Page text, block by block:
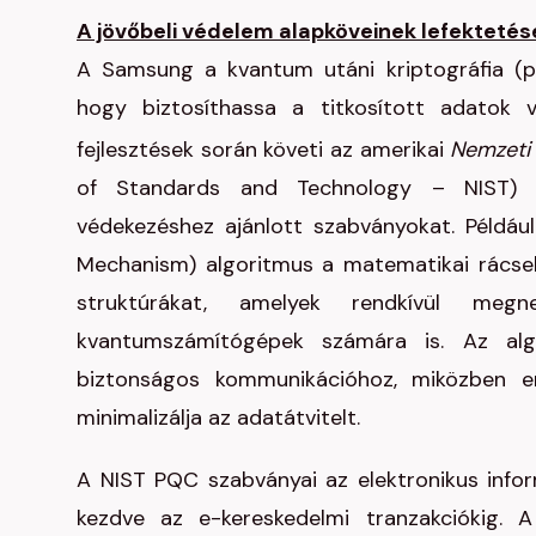
A jövőbeli védelem alapköveinek
A Samsung a kvantum utáni kriptográfia
hogy biztosíthassa a titkosított adatok
fejlesztések során követi az amerikai
of Standards and Technology – NIST)
védekezéshez ajánlott szabványokat.
Mechanism) algoritmus a matematikai
struktúrákat, amelyek rendkívül
kvantumszámítógépek számára is. Az
biztonságos kommunikációhoz,
minimalizálja az adatátvitelt.
A NIST PQC szabványai az elektronikus
kezdve az e-kereskedelmi tranzakciókig.